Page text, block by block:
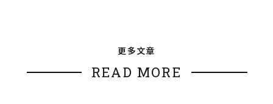
更多文章
READ MORE